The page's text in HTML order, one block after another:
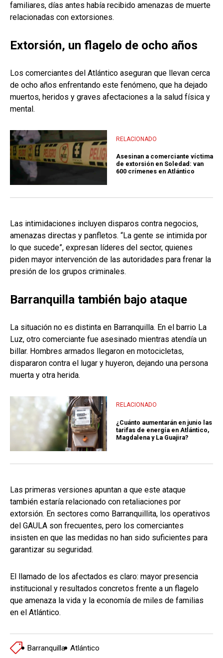
familiares, días antes había recibido amenazas de muerte
relacionadas con extorsiones.
Extorsión, un flagelo de ocho años
Los comerciantes del Atlántico aseguran que llevan cerca
de ocho años enfrentando este fenómeno, que ha dejado
muertos, heridos y graves afectaciones a la salud física y
mental.
RELACIONADO
Asesinan a comerciante víctima
de extorsión en Soledad: van
600 crímenes en Atlántico
Las intimidaciones incluyen disparos contra negocios,
amenazas directas y panfletos. “La gente se intimida por
lo que sucede”, expresan líderes del sector, quienes
piden mayor intervención de las autoridades para frenar la
presión de los grupos criminales.
Barranquilla también bajo ataque
La situación no es distinta en Barranquilla. En el barrio La
Luz, otro comerciante fue asesinado mientras atendía un
billar. Hombres armados llegaron en motocicletas,
dispararon contra el lugar y huyeron, dejando una persona
muerta y otra herida.
RELACIONADO
¿Cuánto aumentarán en junio las
tarifas de energía en Atlántico,
Magdalena y La Guajira?
Las primeras versiones apuntan a que este ataque
también estaría relacionado con retaliaciones por
extorsión. En sectores como Barranquillita, los operativos
del GAULA son frecuentes, pero los comerciantes
insisten en que las medidas no han sido suficientes para
garantizar su seguridad.
El llamado de los afectados es claro: mayor presencia
institucional y resultados concretos frente a un flagelo
que amenaza la vida y la economía de miles de familias
en el Atlántico.
Barranquilla Atlántico